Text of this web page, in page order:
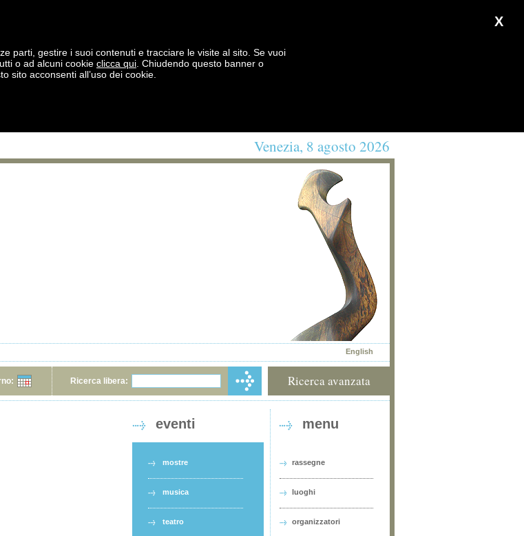
X
parti, gestire i suoi contenuti e tracciare le visite al sito. Se vuoi
o ad alcuni cookie clicca qui . Chiudendo questo banner o
sito acconsenti all’uso dei cookie.
Venezia, 8 agosto 2026
English
Ricerca libera: Ricerca avanzata
eventi
mostre
musica
teatro
menu
rassegne
luoghi
organizzatori